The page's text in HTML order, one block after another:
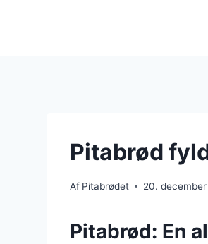
Pitabrød
Af Pitabrødet 20.
Pitabrød: En